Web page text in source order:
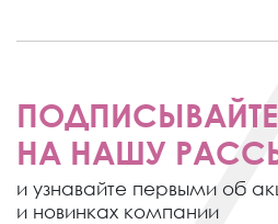
НА НАШУ
и узнавайте первыми об
и новинках компании